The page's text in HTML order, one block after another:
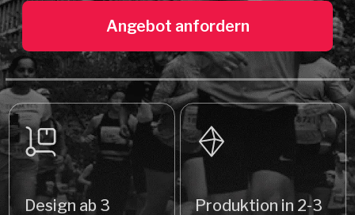
Design ab 3
Tagen
Produktion in 2-3
Wochen
Über 10 Jahre
Erfahrung
Design &
Lieferung -
GRATIS